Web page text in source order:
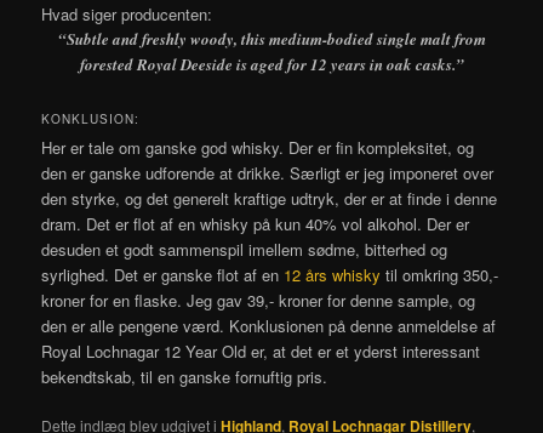
Hvad siger producenten:
“Subtle and freshly woody, this medium-bodied single malt from
forested Royal Deeside is aged for 12 years in oak casks.”
KONKLUSION:
Her er tale om ganske god whisky. Der er fin kompleksitet, og
den er ganske udforende at drikke. Særligt er jeg imponeret over
den styrke, og det generelt kraftige udtryk, der er at finde i denne
dram. Det er flot af en whisky på kun 40% vol alkohol. Der er
desuden et godt sammenspil imellem sødme, bitterhed og
syrlighed. Det er ganske flot af en 12 års whisky til omkring 350,-
kroner for en flaske. Jeg gav 39,- kroner for denne sample, og
den er alle pengene værd. Konklusionen på denne anmeldelse af
Royal Lochnagar 12 Year Old er, at det er et yderst interessant
bekendtskab, til en ganske fornuftig pris.
Dette indlæg blev udgivet iHighland, Royal Lochnagar Distillery,